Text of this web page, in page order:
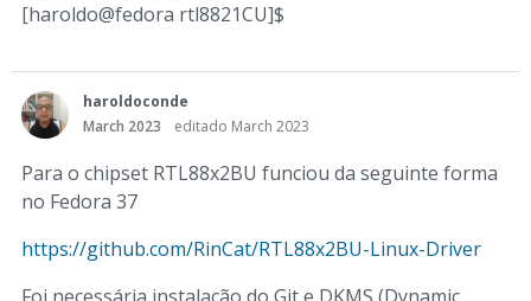
[haroldo@fedora rtl8821CU]$
haroldoconde
March 2023
editado March 2023
Para o chipset RTL88x2BU funciou da seguinte forma
no Fedora 37
https://github.com/RinCat/RTL88x2BU-Linux-Driver